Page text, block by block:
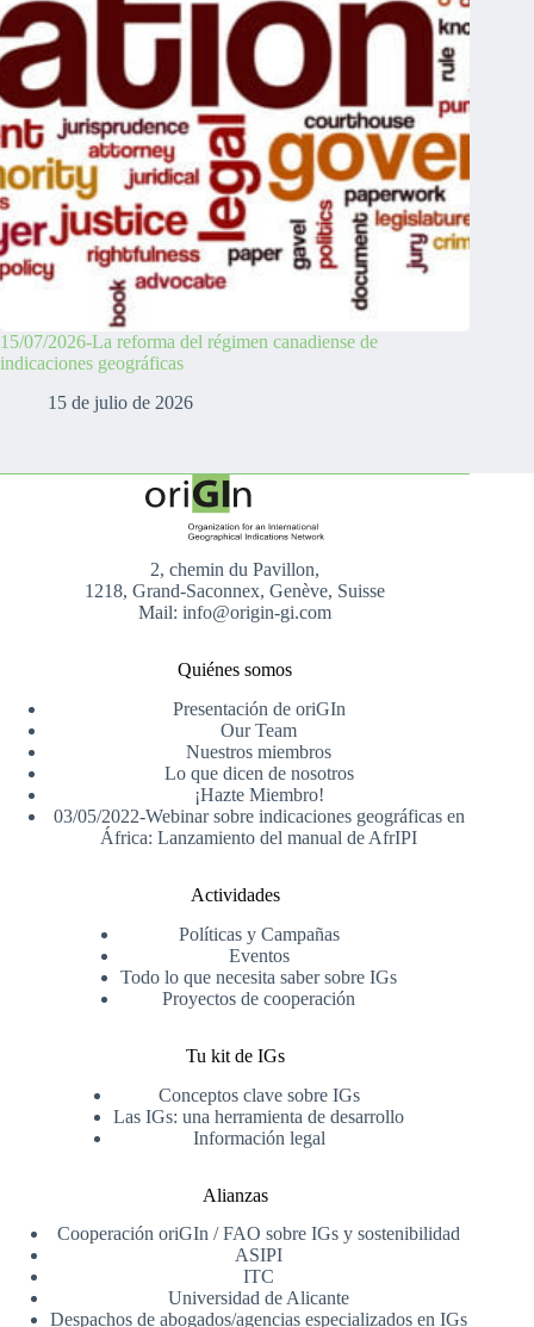
15/07/2026-La reforma del régimen canadiense de
indicaciones geográficas
15 de julio de 2026
2, chemin du Pavillon,
1218, Grand-Saconnex, Genève, Suisse
Mail: info@origin-gi.com
Quiénes somos
Presentación de oriGIn
Our Team
Nuestros miembros
Lo que dicen de nosotros
¡Hazte Miembro!
03/05/2022-Webinar sobre indicaciones geográficas en
África: Lanzamiento del manual de AfrIPI
Actividades
Políticas y Campañas
Eventos
Todo lo que necesita saber sobre IGs
Proyectos de cooperación
Tu kit de IGs
Conceptos clave sobre IGs
Las IGs: una herramienta de desarrollo
Información legal
Alianzas
Cooperación oriGIn / FAO sobre IGs y sostenibilidad
ASIPI
ITC
Universidad de Alicante
Despachos de abogados/agencias especializados en IGs